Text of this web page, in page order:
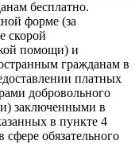
бесплатно.
форме (за
скорой
помощи) и
гражданам в
платных
добровольного
заключенными в
в пункте 4
обязательного